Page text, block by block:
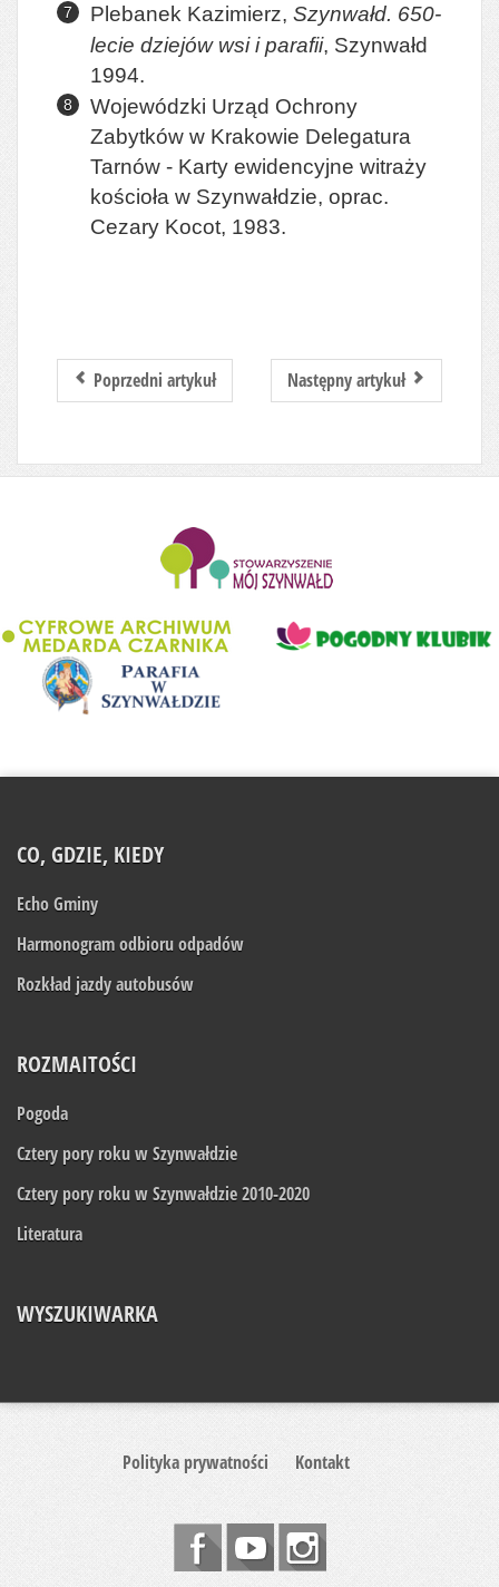
Plebanek Kazimierz, Szynwałd. 650-
lecie dziejów wsi i parafii, Szynwałd
1994.
Wojewódzki Urząd Ochrony
Zabytków w Krakowie Delegatura
Tarnów - Karty ewidencyjne witraży
kościoła w Szynwałdzie, oprac.
Cezary Kocot, 1983.
Poprzedni artykuł Następny artykuł
CO, GDZIE, KIEDY
Echo Gminy
Harmonogram odbioru odpadów
Rozkład jazdy autobusów
ROZMAITOŚCI
Pogoda
Cztery pory roku w Szynwałdzie
Cztery pory roku w Szynwałdzie 2010-2020
Literatura
WYSZUKIWARKA
Polityka prywatności Kontakt